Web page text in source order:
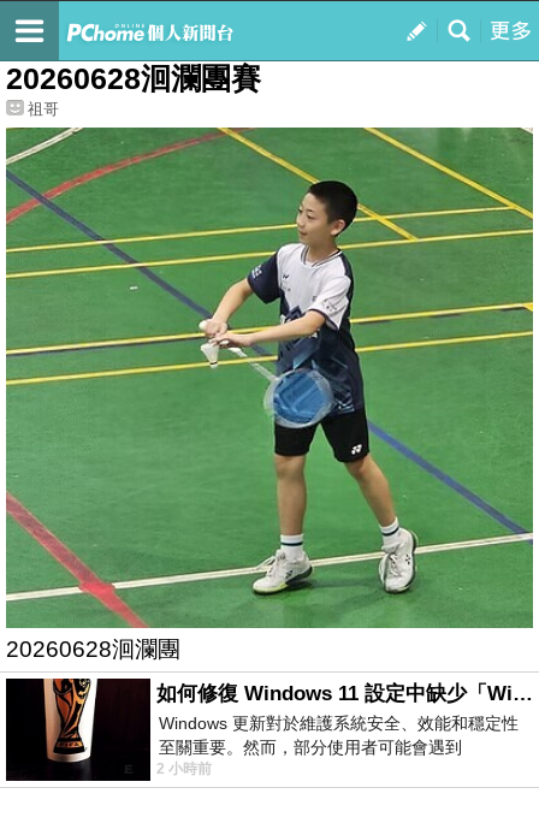
我的
最新文章
20260628洄瀾團賽
祖哥
20260628洄瀾團
如何修復 Windows 11 設定中缺少「Windows 更新」？
Windows 更新對於維護系統安全、效能和穩定性
至關重要。然而，部分使用者可能會遇到
Windows 11 設定應用程式中缺少「Windows 更
2 小時前